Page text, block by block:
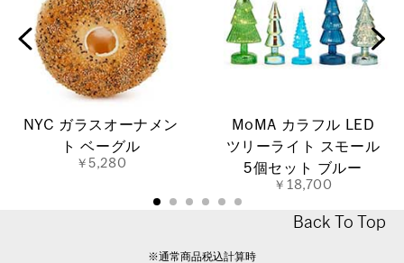
NYC ガラスオーナメン
ト ベーグル
￥5,280
MoMA カラフル LED
ツリーライト スモール
5個セット ブルー
￥18,700
Back To Top
※通常商品税込計算時